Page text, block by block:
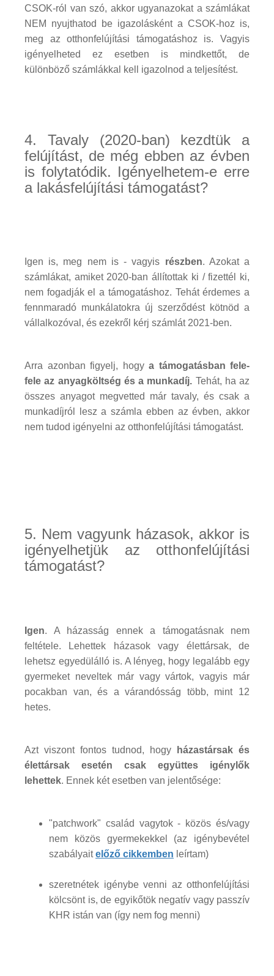
CSOK-ról van szó, akkor ugyanazokat a számlákat
NEM nyujthatod be igazolásként a CSOK-hoz is,
meg az otthonfelújítási támogatáshoz is. Vagyis
igényelheted ez esetben is mindkettőt, de
különböző számlákkal kell igazolnod a teljesítést.
4. Tavaly (2020-ban) kezdtük a
felújítást, de még ebben az évben
is folytatódik. Igényelhetem-e erre
a lakásfelújítási támogatást?
Igen is, meg nem is - vagyis részben. Azokat a
számlákat, amiket 2020-ban állítottak ki / fizettél ki,
nem fogadják el a támogatáshoz. Tehát érdemes a
fennmaradó munkálatokra új szerződést kötnöd a
vállalkozóval, és ezekről kérj számlát 2021-ben.
Arra azonban figyelj, hogy a támogatásban fele-
fele az anyagköltség és a munkadíj. Tehát, ha az
összes anyagot megvetted már tavaly, és csak a
munkadíjról lesz a számla ebben az évben, akkor
nem tudod igényelni az otthonfelújítási támogatást.
5. Nem vagyunk házasok, akkor is
igényelhetjük az otthonfelújítási
támogatást?
Igen. A házasság ennek a támogatásnak nem
feltétele. Lehettek házasok vagy élettársak, de
lehetsz egyedülálló is. A lényeg, hogy legalább egy
gyermeket neveltek már vagy vártok, vagyis már
pocakban van, és a várandósság több, mint 12
hetes.
Azt viszont fontos tudnod, hogy
házastársak és
élettársak esetén csak együttes igénylők
lehettek. Ennek két esetben van jelentősége:
"patchwork" család vagytok - közös és/vagy
nem közös gyermekekkel (az igénybevétel
szabályaitelőző cikkemben leírtam)
szeretnétek igénybe venni az otthonfelújítási
kölcsönt is, de egyikőtök negatív vagy passzív
KHR istán van (így nem fog menni)